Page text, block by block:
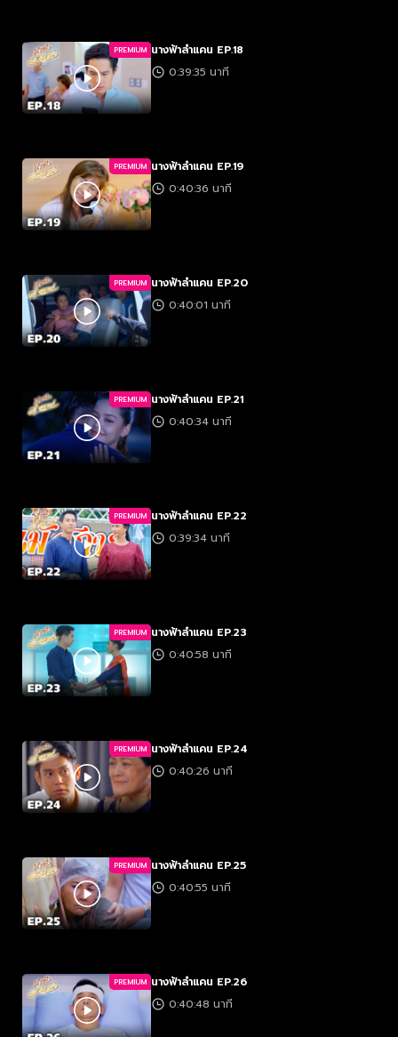
PREMIUM นางฟ้าลำแคน EP.18
0:39:35 นาที
PREMIUM นางฟ้าลำแคน EP.19
0:40:36 นาที
PREMIUM นางฟ้าลำแคน EP.20
0:40:01 นาที
PREMIUM นางฟ้าลำแคน EP.21
0:40:34 นาที
PREMIUM นางฟ้าลำแคน EP.22
0:39:34 นาที
PREMIUM นางฟ้าลำแคน EP.23
0:40:58 นาที
PREMIUM นางฟ้าลำแคน EP.24
0:40:26 นาที
PREMIUM นางฟ้าลำแคน EP.25
0:40:55 นาที
PREMIUM นางฟ้าลำแคน EP.26
0:40:48 นาที